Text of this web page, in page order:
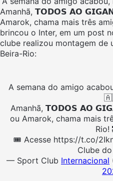
Amanhã, 𝗧𝗢𝗗𝗢𝗦 𝗔𝗢
Amarok, chama mais três
brincou o Inter, em um post
clube realizou montagem de
Beira-Rio:
A semana do amigo
Amanhã, 𝗧𝗢𝗗𝗢𝗦 𝗔𝗢
ou Amarok, chama mais
🎟️ Acesse https://t.co/
Clube
— Sport Club Internacional